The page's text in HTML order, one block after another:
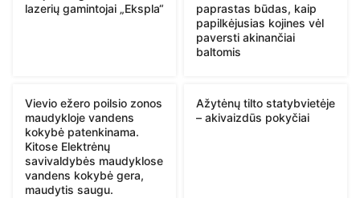
lazerių gamintojai „Ekspla“
paprastas būdas, kaip
papilkėjusias kojines vėl
paversti akinančiai
baltomis
Vievio ežero poilsio zonos
maudykloje vandens
kokybė patenkinama.
Kitose Elektrėnų
savivaldybės maudyklose
vandens kokybė gera,
maudytis saugu.
Ažytėnų tilto statybvietėje
– akivaizdūs pokyčiai